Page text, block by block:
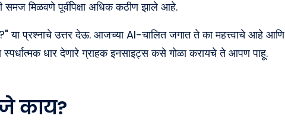
मिळवणे पूर्वीपेक्षा अधिक कठीण झाले आहे.
या प्रश्नाचे उत्तर देऊ. आजच्या AI-चालित जगात ते का महत्त्वाचे आहे आणि
स्पर्धात्मक धार देणारे ग्राहक इनसाइट्स कसे गोळा करायचे ते आपण पाहू.
काय?